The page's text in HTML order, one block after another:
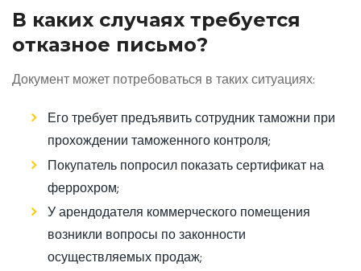
В каких случаях требуется
отказное письмо?
Документ может потребоваться в таких ситуациях:
Его требует предъявить сотрудник таможни при
прохождении таможенного контроля;
Покупатель попросил показать сертификат на
феррохром;
У арендодателя коммерческого помещения
возникли вопросы по законности
осуществляемых продаж;